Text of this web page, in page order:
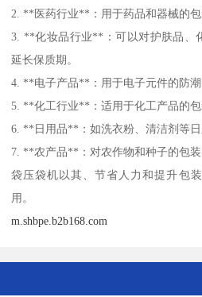
2. **医药行业**：用于药品和器械的包
3. **化妆品行业**：可以对护肤品、
延长保质期。
4. **电子产品**：用于电子元件的防潮
5. **化工行业**：适用于化工产品的包
6. **日用品**：如洗衣粉、清洁剂等日
7. **农产品**：对农作物和种子的包装
袋压袋机以其、节省人力和提升包
用。
m.shbpe.b2b168.com